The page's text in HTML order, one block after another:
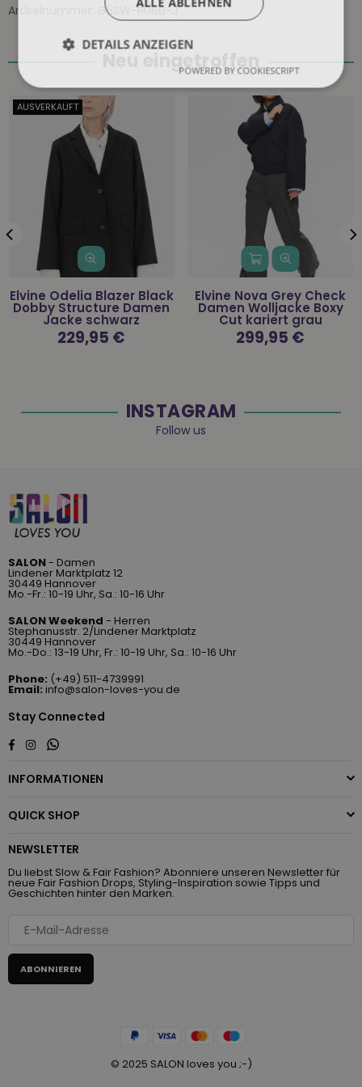
Artikelnummer:
G5SW-P066-3
Neu eingetroffen
AUSVERKAUFT
Elvine Odelia Blazer Black
Dobby Structure Damen
Jacke schwarz
Normaler
Preis
229,95 €
Elvine Nova Grey Check
Damen Wolljacke Boxy
Cut kariert grau
Normaler
Preis
299,95 €
INSTAGRAM
Follow us
SALON- Damen
Lindener Marktplatz 12
30449 Hannover
Mo.-Fr.: 10-19 Uhr, Sa.: 10-16 Uhr
SALON Weekend - Herren
Stephanusstr. 2/Lindener Marktplatz
30449 Hannover
Mo.-Do.: 13-19 Uhr, Fr.: 10-19 Uhr, Sa.: 10-16 Uhr
Phone: (+49) 511-4739991
Email: info@salon-loves-you.de
Stay Connected
Facebook
InstagramWhatsapp
INFORMATIONEN
QUICK SHOP
NEWSLETTER
Du liebst Slow & Fair Fashion? Abonniere unseren Newsletter für
neue Fair Fashion Drops, Styling-Inspiration sowie Tipps und
Geschichten hinter den Marken.
ABONNIEREN
© 2025 SALON loves you ;-)
DETAILS ANZEIGEN
POWERED BY COOKIESCRIPT